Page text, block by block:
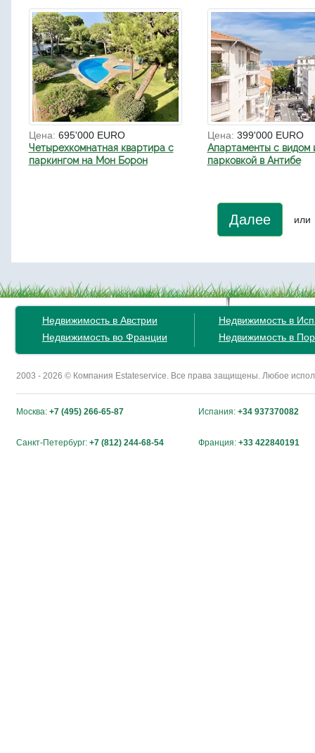
Цена: 695'000 EURO
Четырехкомнатная квартира с
паркингом на Мон Борон
Цена: 399'000 EURO
Апартаменты с видом
парковкой в Антибе
Далее или
Недвижимость в Австрии
Недвижимость во Франции
Недвижимость в
Недвижимость в
2003 - 2026 © Компания Estateservice. Все права защищены. Любое
Москва: +7 (495) 266-65-87 Испания: +34 937370082
Санкт-Петербург: +7 (812) 244-68-54 Франция: +33 422840191